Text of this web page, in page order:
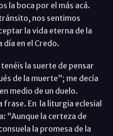
la boca por el más acá.
nos sentimos
la vida eterna de la
día en el Credo.
la suerte de pensar
de la muerte”; me decía
medio de un duelo.
frase. En la liturgia eclesial
“Aunque la certeza de
la promesa de la